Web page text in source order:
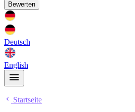
Bewerten
Deutsch
English
Startseite